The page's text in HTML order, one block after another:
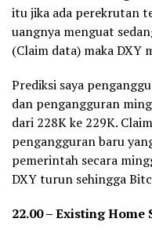
itu jika ada perekrutan
uangnya menguat
(Claim data) maka DXY
Prediksi saya
dan pengangguran
dari 228K ke 229K.
pengangguran baru
pemerintah secara
DXY turun sehingga
22.00 – Existing Home